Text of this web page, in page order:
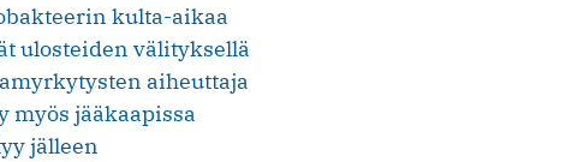
kulta-aikaa
ulosteiden välityksellä
aiheuttaja
jääkaapissa
jälleen